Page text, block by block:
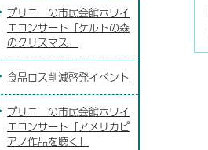
プリニーの市民会館ホワイ
エコンサート「ケルトの森
のクリスマス」
食品ロス削減啓発イベント
プリニーの市民会館ホワイ
エコンサート「アメリカピ
アノ作品を聴く」